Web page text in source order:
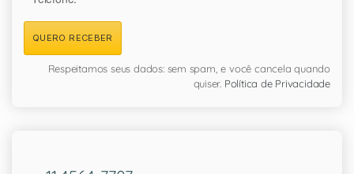
QUERO RECEBER
Respeitamos seus dados: sem spam, e você cancela quando
quiser. Política de Privacidade